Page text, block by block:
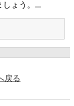
ょう。...
戻る